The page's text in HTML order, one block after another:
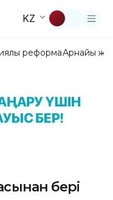
KZ
реформаАрнайы
бері